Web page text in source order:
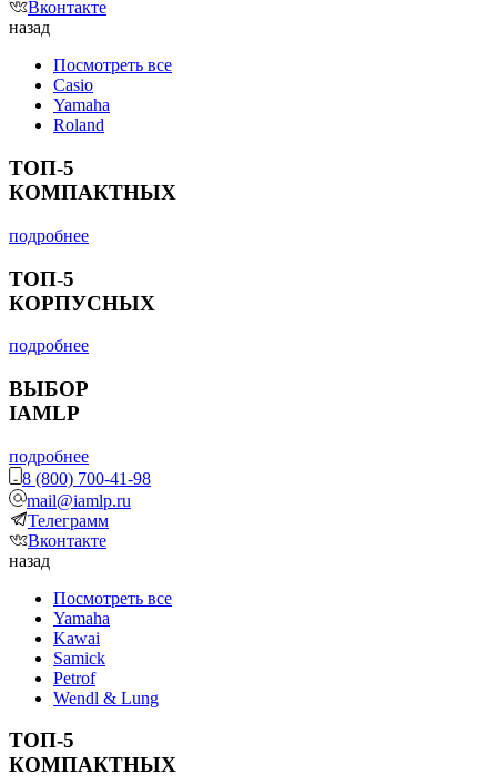
Вконтакте
назад
Посмотреть все
Casio
Yamaha
Roland
ТОП-5
КОМПАКТНЫХ
подробнее
ТОП-5
КОРПУСНЫХ
подробнее
ВЫБОР
IAMLP
подробнее
8 (800) 700-41-98
mail@iamlp.ru
Телеграмм
Вконтакте
назад
Посмотреть все
Yamaha
Kawai
Samick
Petrof
Wendl & Lung
ТОП-5
КОМПАКТНЫХ